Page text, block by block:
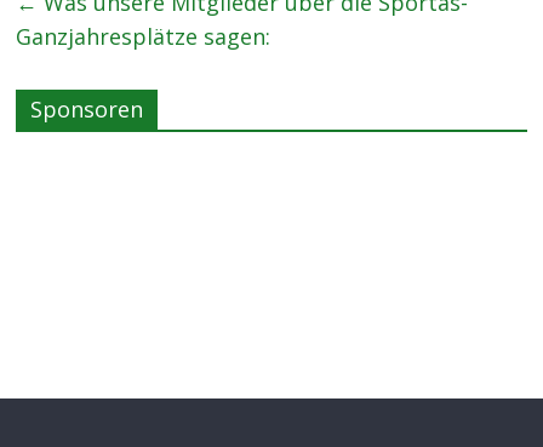
Ganzjahresplätze sagen:
Sponsoren